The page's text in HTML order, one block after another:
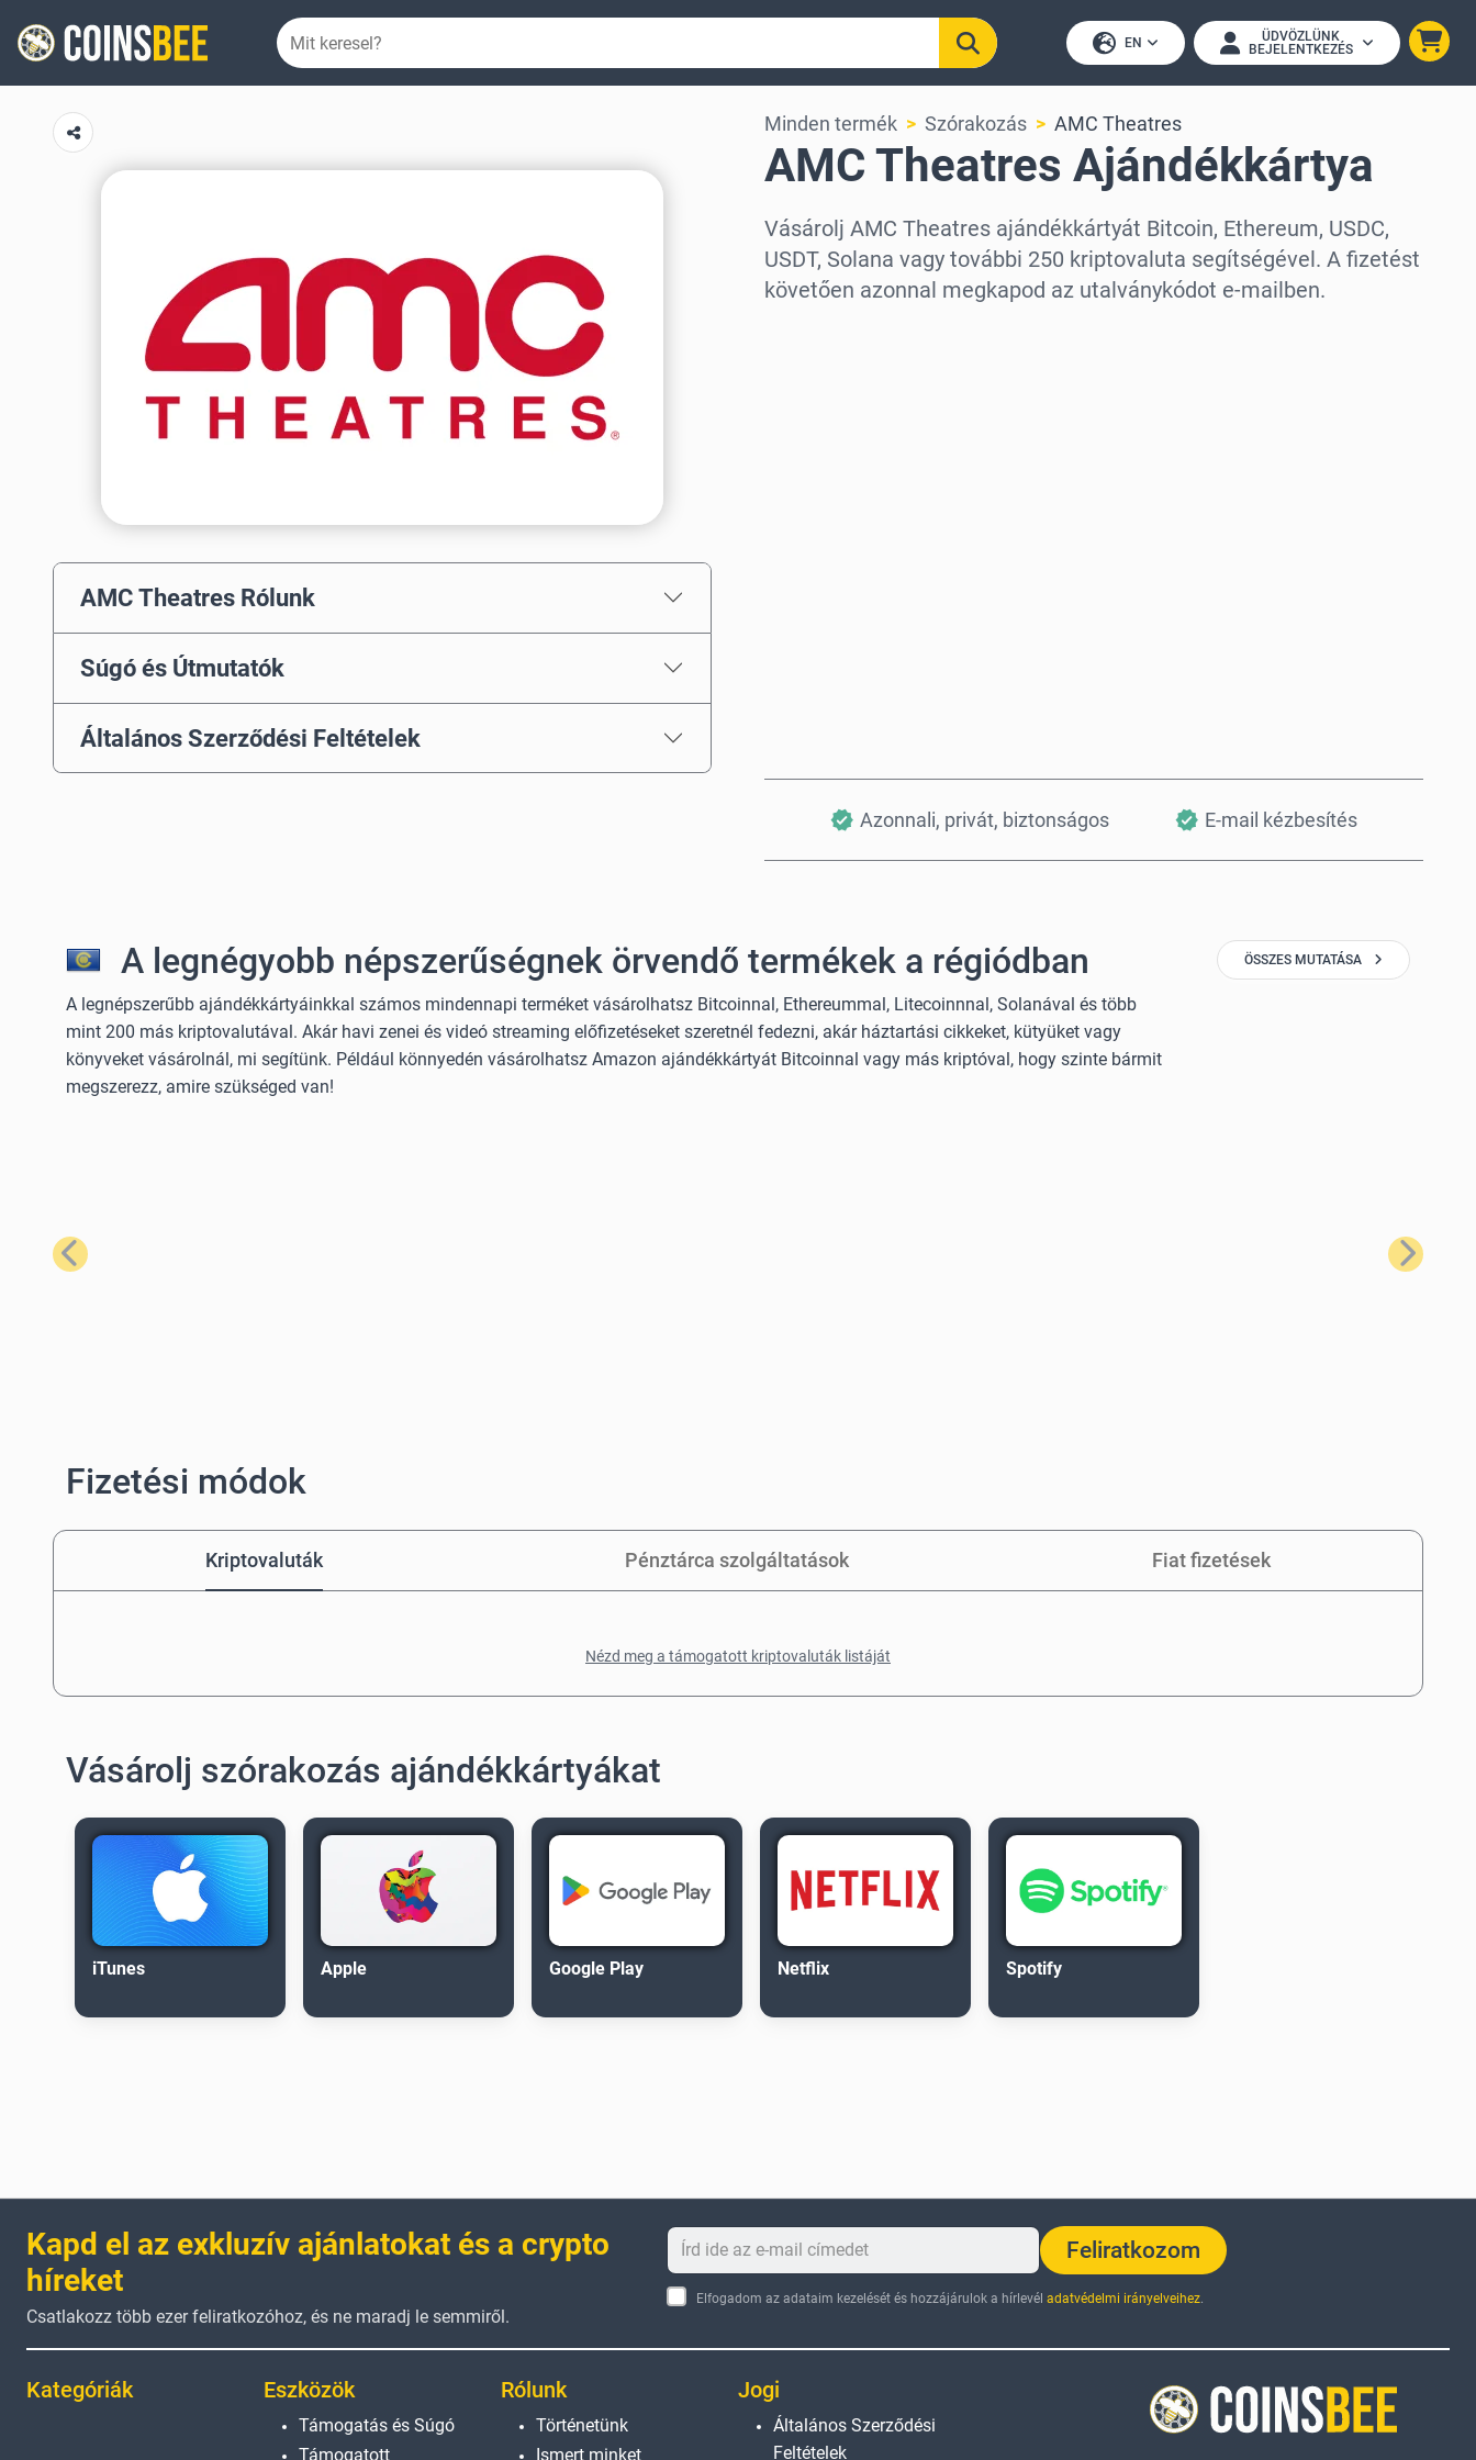
EN
ÜDVÖZLÜNK
BEJELENTKEZÉS
AMC Theatres Rólunk
Súgó és Útmutatók
Általános Szerződési Feltételek
Minden termék Szórakozás AMC Theatres
AMC Theatres Ajándékkártya
Vásárolj AMC Theatres ajándékkártyát Bitcoin, Ethereum, USDC,
USDT, Solana vagy további 250 kriptovaluta segítségével. A fizetést
követően azonnal megkapod az utalványkódot e-mailben.
Azonnali, privát, biztonságos E-mail kézbesítés
A legnégyobb népszerűségnek örvendő termékek a régiódban
A legnépszerűbb ajándékkártyáinkkal számos mindennapi terméket vásárolhatsz Bitcoinnal, Ethereummal, Litecoinnnal, Solanával és több
mint 200 más kriptovalutával. Akár havi zenei és videó streaming előfizetéseket szeretnél fedezni, akár háztartási cikkeket, kütyüket vagy
könyveket vásárolnál, mi segítünk. Például könnyedén vásárolhatsz Amazon ajándékkártyát Bitcoinnal vagy más kriptóval, hogy szinte bármit
megszerezz, amire szükséged van!
ÖSSZES MUTATÁSA
Előző Következő
Fizetési módok
Kriptovaluták Pénztárca szolgáltatások Fiat fizetések
Nézd meg a támogatott kriptovaluták listáját
Vásárolj szórakozás ajándékkártyákat
iTunes Apple Google Play Netflix Spotify
Kapd el az exkluzív ajánlatokat és a crypto
híreket
Csatlakozz több ezer feliratkozóhoz, és ne maradj le semmiről.
Feliratkozom
Elfogadom az adataim kezelését és hozzájárulok a hírlevél adatvédelmi irányelveihez.
Kategóriák Eszközök
Támogatás és Súgó
Támogatott
Rólunk
Történetünk
Ismert minket
Jogi
Általános Szerződési
Feltételek